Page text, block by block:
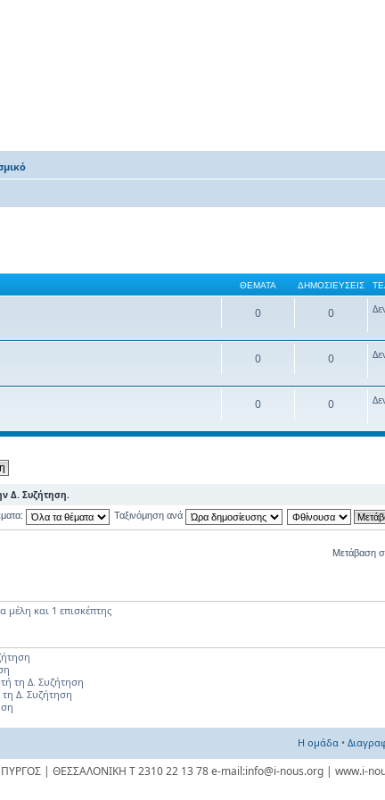
ΘΈΜΑΤΑ ΔΗΜΟΣΙΕΎΣΕΙΣ
0 0
0 0
0 0
Δ. Συζήτηση.
Ταξινόμηση ανά
Μετάβαση
και 1 επισκέπτης
τη Δ. Συζήτηση
τη Δ. Συζήτηση
Η ομάδα •
| ΘΕΣΣΑΛΟΝΙΚΗ Τ 2310 22 13 78 e-mail:info@i-nous.org | www.i-